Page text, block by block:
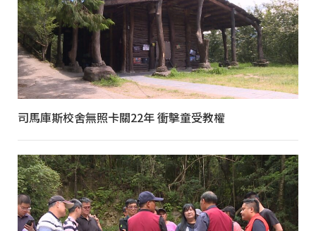
司馬庫斯校舍無照卡關22年 衝擊童受教權